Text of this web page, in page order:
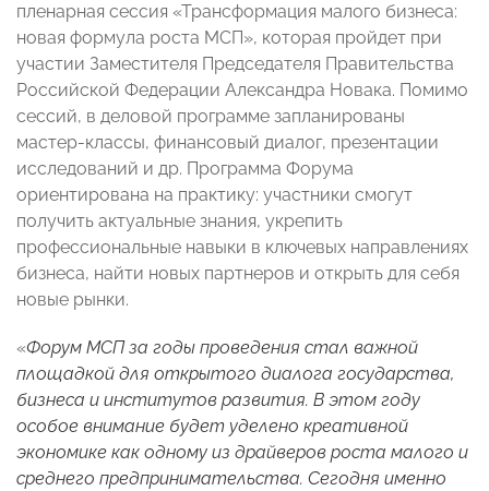
пленарная сессия «Трансформация малого бизнеса:
новая формула роста МСП», которая пройдет при
участии Заместителя Председателя Правительства
Российской Федерации Александра Новака. Помимо
сессий, в деловой программе запланированы
мастер-классы, финансовый диалог, презентации
исследований и др. Программа Форума
ориентирована на практику: участники смогут
получить актуальные знания, укрепить
профессиональные навыки в ключевых направлениях
бизнеса, найти новых партнеров и открыть для себя
новые рынки.
«Форум МСП за годы проведения стал важной
площадкой для открытого диалога государства,
бизнеса и институтов развития. В этом году
особое внимание будет уделено креативной
экономике как одному из драйверов роста малого и
среднего предпринимательства. Сегодня именно